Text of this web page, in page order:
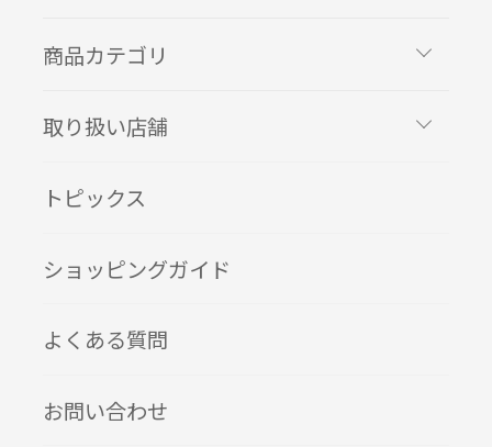
商品カテゴリ
取り扱い店舗
トピックス
ショッピングガイド
よくある質問
お問い合わせ